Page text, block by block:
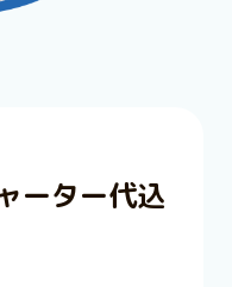
ーター代込